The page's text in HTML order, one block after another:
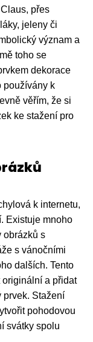
přes
jeleny či
význam a
toho se
dekorace
používány k
věřím, že si
ke stažení pro
k internetu,
Existuje mnoho
obrázků s
s vánočními
dalších. Tento
originální a přidat
prvek. Stažení
pohodovou
svátky spolu